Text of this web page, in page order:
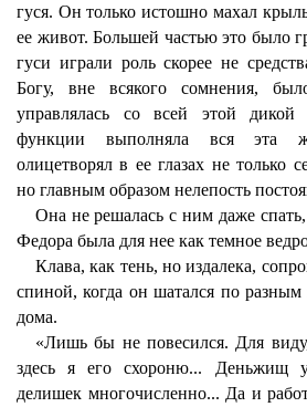
гуся. Он только истошно махал
ее живот. Большей частью это было
гуси играли роль скорее не
Богу, вне всякого сомнения,
управлялась со всей этой
функции выполняла вся эта
олицетворял в ее глазах не только
но главным образом нелепость
Она не решалась с ним даже
Федора была для нее как темное
Клава, как тень, но издалека,
спиной, когда он шатался по
дома.
«Лишь бы не повесился. Для
здесь я его схороню... Деньжищ
делишек многочисленно... Да и